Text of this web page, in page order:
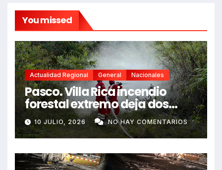
You missed
Actualidad Regional General Nacionales
Pasco. Villa Rica incendio
forestal extremo deja dos
fallecidos y heridos
10 JULIO, 2026 NO HAY COMENTARIOS